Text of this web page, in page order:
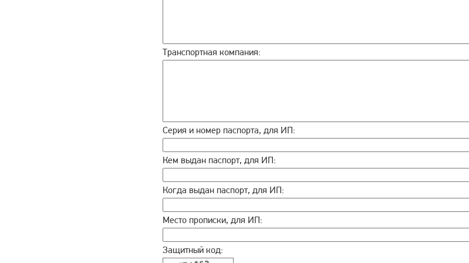
Транспортная компания:
Серия и номер паспорта, для ИП:
Кем выдан паспорт, для ИП:
Когда выдан паспорт, для ИП:
Место прописки, для ИП:
Защитный код: